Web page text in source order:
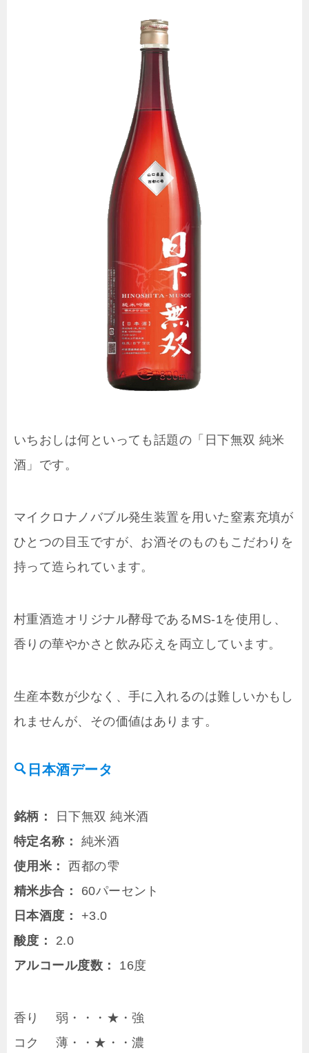
いちおしは何といっても話題の「日下無双 純米
酒」です。
マイクロナノバブル発生装置を用いた窒素充填が
ひとつの目玉ですが、お酒そのものもこだわりを
持って造られています。
村重酒造オリジナル酵母であるMS-1を使用し、
香りの華やかさと飲み応えを両立しています。
生産本数が少なく、手に入れるのは難しいかもし
れませんが、その価値はあります。
日本酒データ
銘柄：
日下無双 純米酒
特定名称：
純米酒
使用米：
西都の雫
精米歩合：
60パーセント
日本酒度：
+3.0
酸度：
2.0
アルコール度数：
16度
香り 弱・・・★・強
コク 薄・・★・・濃